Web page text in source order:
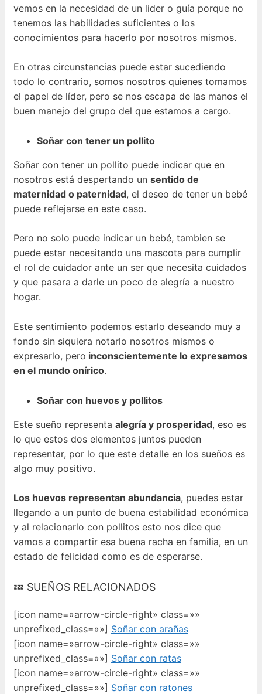
vemos en la necesidad de un lider o guía porque no
tenemos las habilidades suficientes o los
conocimientos para hacerlo por nosotros mismos.
En otras circunstancias puede estar sucediendo
todo lo contrario, somos nosotros quienes tomamos
el papel de líder, pero se nos escapa de las manos el
buen manejo del grupo del que estamos a cargo.
Soñar con tener un pollito
Soñar con tener un pollito puede indicar que en
nosotros está despertando un sentido de
maternidad o paternidad, el deseo de tener un bebé
puede reflejarse en este caso.
Pero no solo puede indicar un bebé, tambien se
puede estar necesitando una mascota para cumplir
el rol de cuidador ante un ser que necesita cuidados
y que pasara a darle un poco de alegría a nuestro
hogar.
Este sentimiento podemos estarlo deseando muy a
fondo sin siquiera notarlo nosotros mismos o
expresarlo, pero inconscientemente lo expresamos
en el mundo onírico.
Soñar con huevos y pollitos
Este sueño representa alegría y prosperidad, eso es
lo que estos dos elementos juntos pueden
representar, por lo que este detalle en los sueños es
algo muy positivo.
Los huevos representan abundancia, puedes estar
llegando a un punto de buena estabilidad económica
y al relacionarlo con pollitos esto nos dice que
vamos a compartir esa buena racha en familia, en un
estado de felicidad como es de esperarse.
💤 SUEÑOS RELACIONADOS
[icon name=»arrow-circle-right» class=»»
unprefixed_class=»»] Soñar con arañas
[icon name=»arrow-circle-right» class=»»
unprefixed_class=»»] Soñar con ratas
[icon name=»arrow-circle-right» class=»»
unprefixed_class=»»] Soñar con ratones